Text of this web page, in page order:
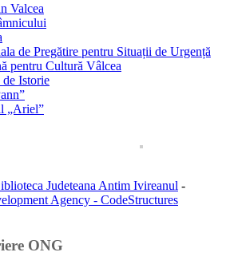
Valcea
de Pregătire pentru Situații de Urgență
pentru Cultură Vâlcea
de Istorie
„Ariel”
Judeteana Antim Ivireanul -
Agency - CodeStructures
ONG